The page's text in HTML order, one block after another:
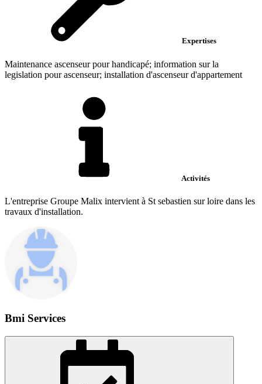
Expertises
Maintenance ascenseur pour handicapé; information sur la
legislation pour ascenseur; installation d'ascenseur d'appartement
Activités
L'entreprise Groupe Malix intervient à St sebastien sur loire dans les
travaux d'installation.
Bmi Services